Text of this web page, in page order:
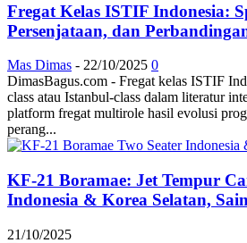
Fregat Kelas ISTIF Indonesia:
Persenjataan, dan
Mas Dimas - 22/10/2025 0
DimasBagus.com - Fregat kelas ISTIF
class atau Istanbul-class dalam literatur
platform fregat multirole hasil evolusi
perang...
KF-21 Boramae: Jet Tempur
Indonesia & Korea Selatan,
21/10/2025